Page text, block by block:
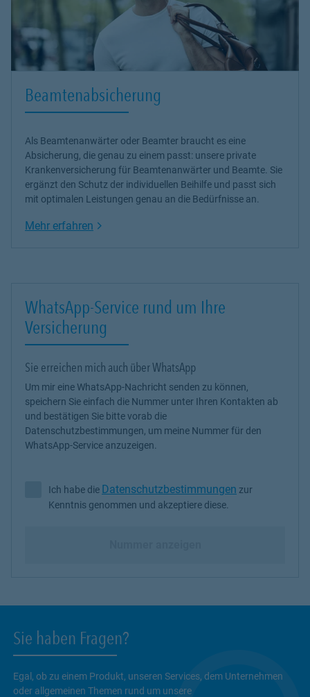
Beamtenabsicherung
Als Beamtenanwärter oder Beamter braucht es eine
Absicherung, die genau zu einem passt: unsere private
Krankenversicherung für Beamtenanwärter und Beamte. Sie
ergänzt den Schutz der individuellen Beihilfe und passt sich
mit optimalen Leistungen genau an die Bedürfnisse an.
Mehr erfahren Link Opens in New Tab
WhatsApp-Service rund um Ihre
Versicherung
Sie erreichen mich auch über WhatsApp
Um mir eine WhatsApp-Nachricht senden zu können,
speichern Sie einfach die Nummer unter Ihren Kontakten ab
und bestätigen Sie bitte vorab die
Datenschutzbestimmungen, um meine Nummer für den
WhatsApp-Service anzuzeigen.
Ich habe die Datenschutzbestimmungen zur Kenntnis
Ich habe die Datenschutzbestimmungen zur
Kenntnis genommen und akzeptiere diese.
Sie haben Fragen?
Egal, ob zu einem Produkt, unseren Services, dem Unternehmen
oder allgemeinen Themen rund um unsere